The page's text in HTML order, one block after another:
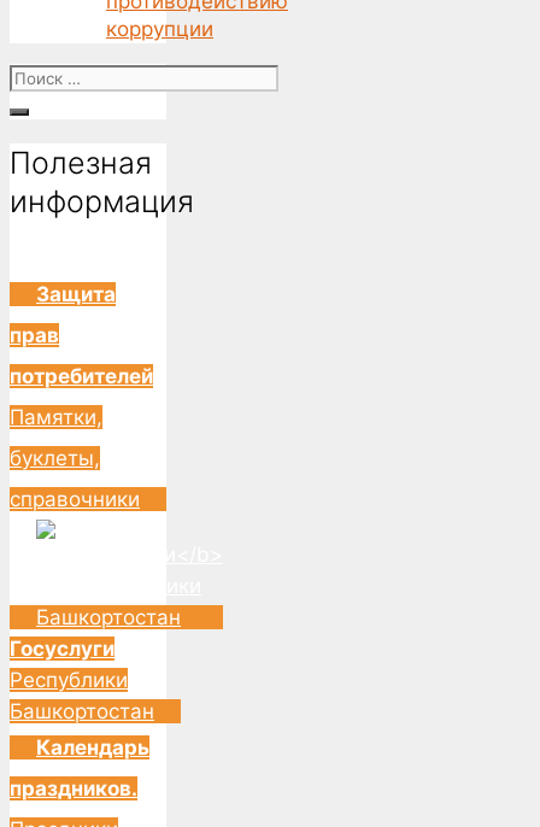
коррупции
Поиск
for:
Полезная
информация
Защита
прав
потребителей
Памятки,
буклеты,
справочники
Госуслуги
Республики
Башкортостан
Календарь
праздников.